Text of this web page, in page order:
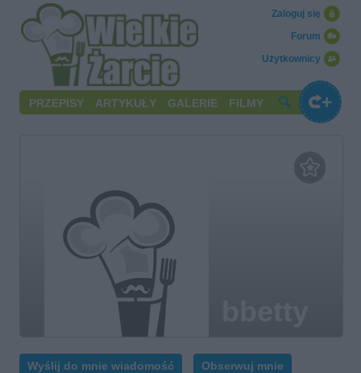
Użytkownicy
Forum
Zaloguj się
PRZEPISY ARTYKUŁY GALERIE FILMY
Wyślij do mnie wiadomość Obserwuj mnie